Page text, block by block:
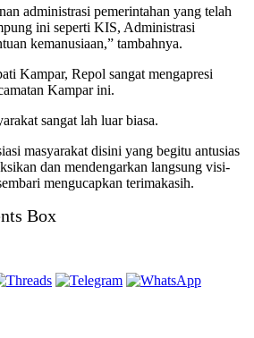
administrasi pemerintahan yang telah
ini seperti KIS, Administrasi
kemanusiaan,” tambahnya.
Kampar, Repol sangat mengapresi
Kampar ini.
sangat lah luar biasa.
masyarakat disini yang begitu antusias
dan mendengarkan langsung visi-
mengucapkan terimakasih.
Box